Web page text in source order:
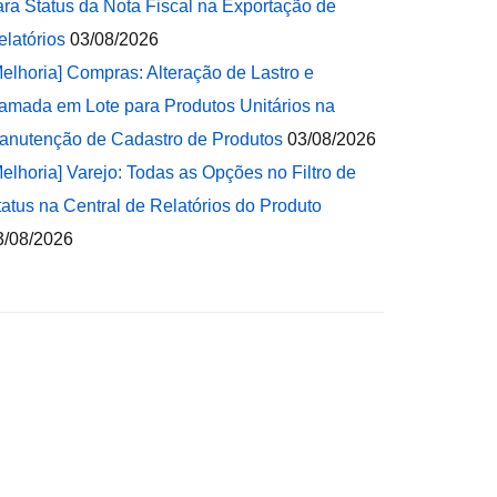
Status da Nota Fiscal na Exportação de
03/08/2026
Compras: Alteração de Lastro e
em Lote para Produtos Unitários na
de Cadastro de Produtos 03/08/2026
Varejo: Todas as Opções no Filtro de
na Central de Relatórios do Produto
08/2026